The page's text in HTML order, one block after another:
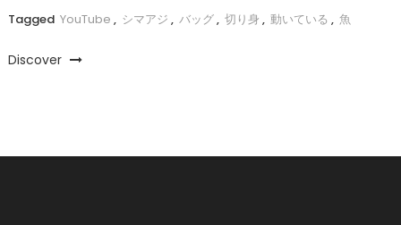
Tagged YouTube , シマアジ , バッグ, 切り身 , 動いている , 魚
Discover